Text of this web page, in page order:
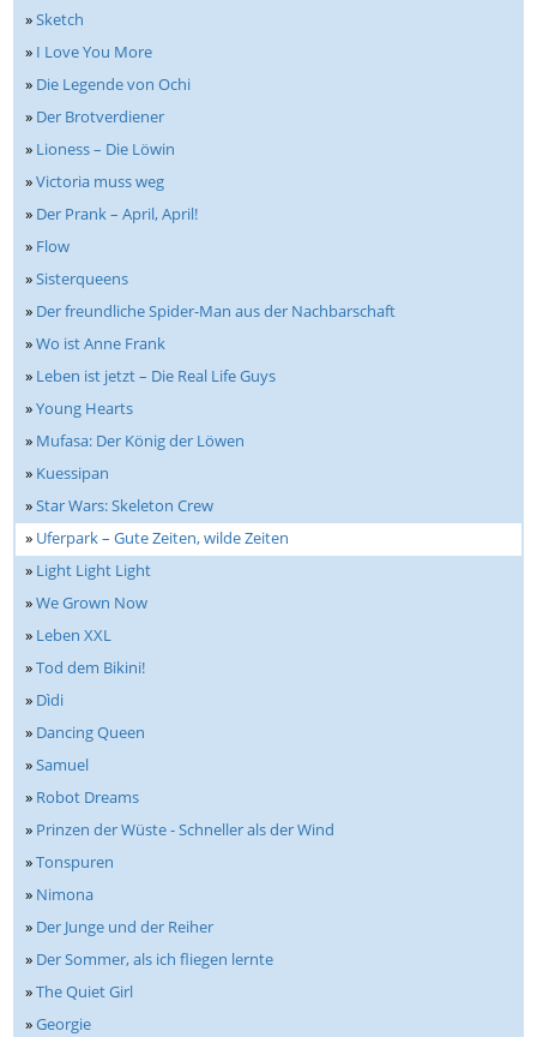
»Sketch
» I Love You More
» Die Legende von Ochi
» Der Brotverdiener
» Lioness – Die Löwin
»Victoria muss weg
» Der Prank – April, April!
» Flow
»Sisterqueens
» Der freundliche Spider-Man aus der Nachbarschaft
»Wo ist Anne Frank
» Leben ist jetzt – Die Real Life Guys
»Young Hearts
» Mufasa: Der König der Löwen
» Kuessipan
»Star Wars: Skeleton Crew
» Uferpark – Gute Zeiten, wilde Zeiten
» Light Light Light
»We Grown Now
» Leben XXL
»Tod dem Bikini!
» Dìdi
» Dancing Queen
»Samuel
» Robot Dreams
» Prinzen der Wüste - Schneller als der Wind
»Tonspuren
» Nimona
» Der Junge und der Reiher
» Der Sommer, als ich fliegen lernte
»The Quiet Girl
»Georgie